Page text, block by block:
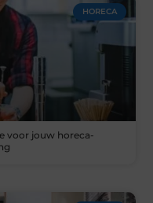
HORECA
voor jouw horeca-